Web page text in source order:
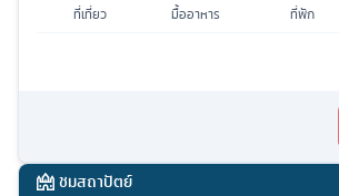
ที่เที่ยว มื้ออาหาร ที่พัก
ชมสถาปัตย์